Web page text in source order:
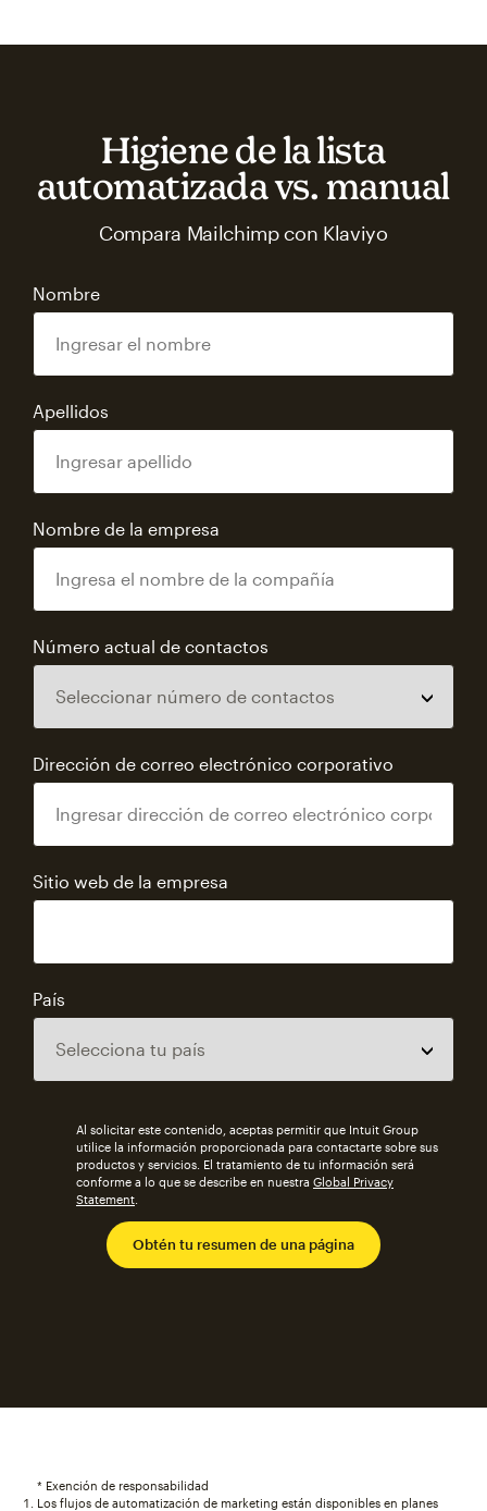
Higiene de la lista
automatizada vs. manual
Compara Mailchimp con Klaviyo
Nombre
Apellidos
Nombre de la empresa
Número actual de contactos
Dirección de correo electrónico corporativo
Sitio web de la empresa
País
Al solicitar este contenido, aceptas permitir que Intuit Group
utilice la información proporcionada para contactarte sobre sus
productos y servicios. El tratamiento de tu información será
conforme a lo que se describe en nuestra Global Privacy
Statement
* Exención de responsabilidad
Los flujos de automatización de marketing están disponibles en planes